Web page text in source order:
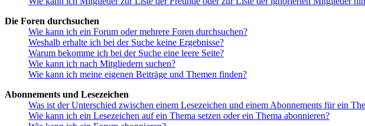
Die Foren durchsuchen
Wie kann ich ein Forum oder mehrere Foren durchsuchen?
Weshalb erhalte ich bei der Suche keine Ergebnisse?
Warum bekomme ich bei der Suche eine leere Seite?
Wie kann ich nach Mitgliedern suchen?
Wie kann ich meine eigenen Beiträge und Themen finden?
Abonnements und Lesezeichen
Was ist der Unterschied zwischen einem Lesezeichen und einem Abonnements für ein
Wie kann ich ein Lesezeichen auf ein Thema setzen oder ein Thema abonnieren?